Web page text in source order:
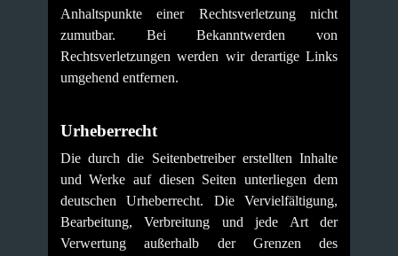
Anhaltspunkte einer Rechtsverletzung nicht
zumutbar. Bei Bekanntwerden von
Rechtsverletzungen werden wir derartige Links
umgehend entfernen.
Urheberrecht
Die durch die Seitenbetreiber erstellten Inhalte
und Werke auf diesen Seiten unterliegen dem
deutschen Urheberrecht. Die Vervielfältigung,
Bearbeitung, Verbreitung und jede Art der
Verwertung außerhalb der Grenzen des